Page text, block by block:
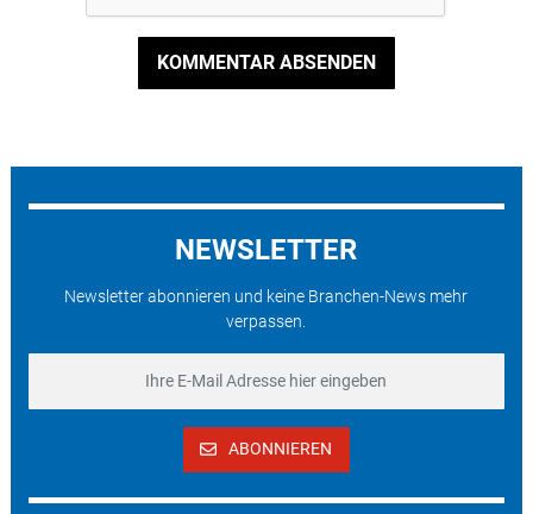
KOMMENTAR ABSENDEN
NEWSLETTER
Newsletter abonnieren und keine Branchen-News mehr
verpassen.
ABONNIEREN